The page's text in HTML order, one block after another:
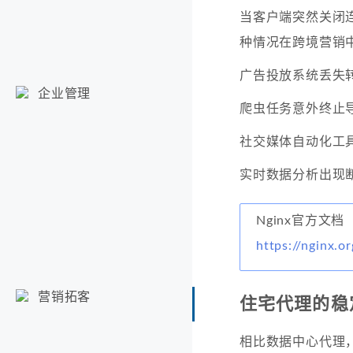
企业管理
营销拓客
当客户端突然关闭
种情况在跨境营销
广告投放系统丢失
爬虫任务意外终止
社交媒体自动化工
实时数据分析出现
Nginx官方文档
https://
住宅代理的
相比数据中心代理